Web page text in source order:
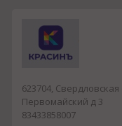
623704,
Первомайский д 3
83433858007